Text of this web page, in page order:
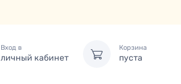
Вход в
личный кабинет
Корзина
пуста